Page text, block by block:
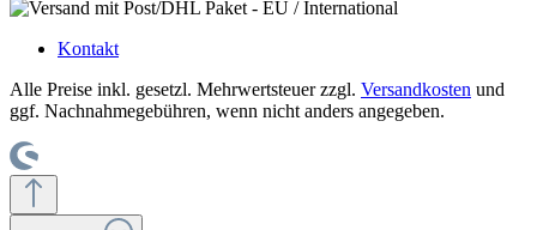
Kontakt
Alle Preise inkl. gesetzl. Mehrwertsteuer zzgl. Versandkosten und
ggf. Nachnahmegebühren, wenn nicht anders angegeben.